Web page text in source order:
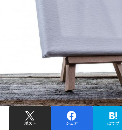
ポスト シェア はてブ